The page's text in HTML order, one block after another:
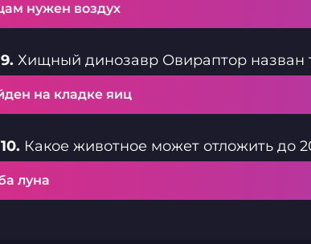
нужен воздух
Хищный динозавр Овираптор назван
на кладке яиц
Какое животное может отложить до
луна